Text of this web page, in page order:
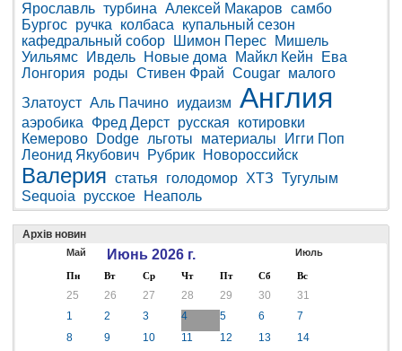
Ярославль турбина Алексей Макаров самбо
Бургос ручка колбаса
купальный сезон
кафедральный собор
Шимон Перес
Мишель
Уильямс
Ивдель Новые дома Майкл Кейн
Ева
Лонгория
роды Стивен Фрай Cougar малого
Златоуст Аль Пачино иудаизм Англия
аэробика Фред Дерст русская
котировки
Кемерово
Dodge льготы материалы
Игги Поп
Леонид Якубович
Рубрик Новороссийск
Валерия статья голодомор ХТЗ Тугулым
Sequoia
русское Неаполь
Архів новин
Май Июнь 2026 г. Июль
Пн Вт Ср Чт Пт Сб Вс
25 26 27 28 29 30
31
1
2 3 4 5 6
7
8
9 10 11 12 13
14